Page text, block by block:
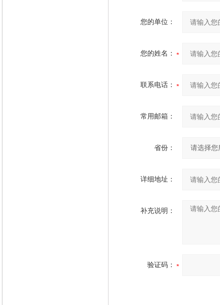
您的单位：
您的姓名：
联系电话：
常用邮箱：
省份：
详细地址：
补充说明：
验证码：